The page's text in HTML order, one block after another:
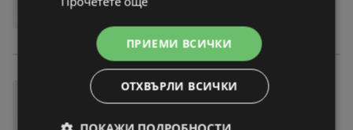
ПРИЕМИ ВСИЧКИ
ОТХВЪРЛИ ВСИЧКИ